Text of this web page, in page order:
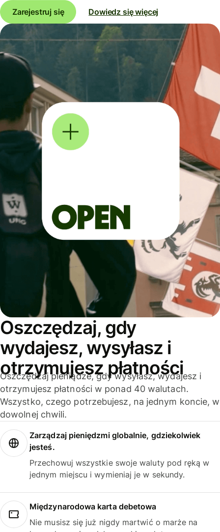
Zarejestruj się
Dowiedz się więcej
Oszczędzaj, gdy
wydajesz, wysyłasz i
otrzymujesz płatności
Oszczędzaj pieniądze, gdy wysyłasz, wydajesz i
otrzymujesz płatności w ponad 40 walutach.
Wszystko, czego potrzebujesz, na jednym koncie, w
dowolnej chwili.
Zarządzaj pieniędzmi globalnie, gdziekolwiek
jesteś.
Przechowuj wszystkie swoje waluty pod ręką w
jednym miejscu i wymieniaj je w sekundy.
Międzynarodowa karta debetowa
Nie musisz się już nigdy martwić o marże na